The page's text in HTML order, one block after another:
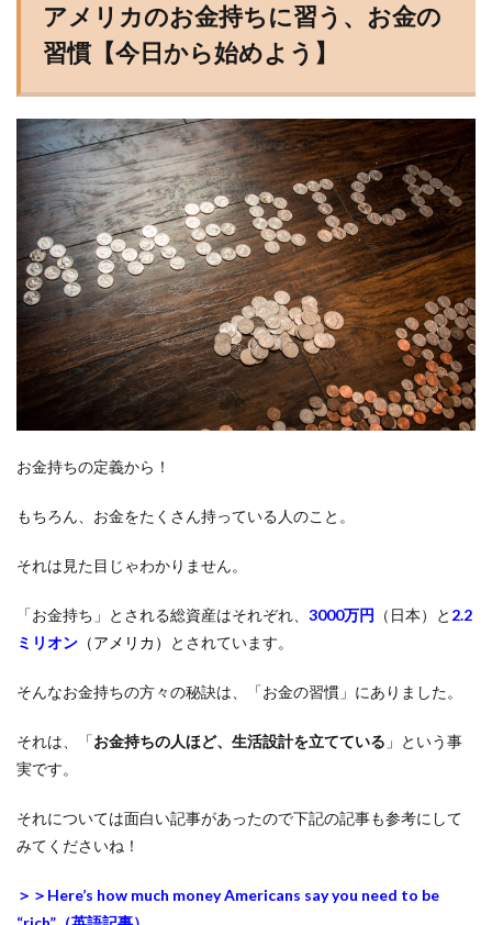
アメリカのお金持ちに習う、お金の
習慣【今日から始めよう】
お金持ちの定義から！
もちろん、お金をたくさん持っている人のこと。
それは見た目じゃわかりません。
「お金持ち」とされる総資産はそれぞれ、 3000万円 （日本）と 2.2
ミリオン （アメリカ） とされています。
そんなお金持ちの方々の秘訣は、「お金の習慣」にありました。
それは、「お金持ちの人ほど、生活設計を立てている 」という事
実です。
それについては面白い記事があったので下記の記事も参考にして
みてくださいね！
＞＞Here’s how much money Americans say you need to be